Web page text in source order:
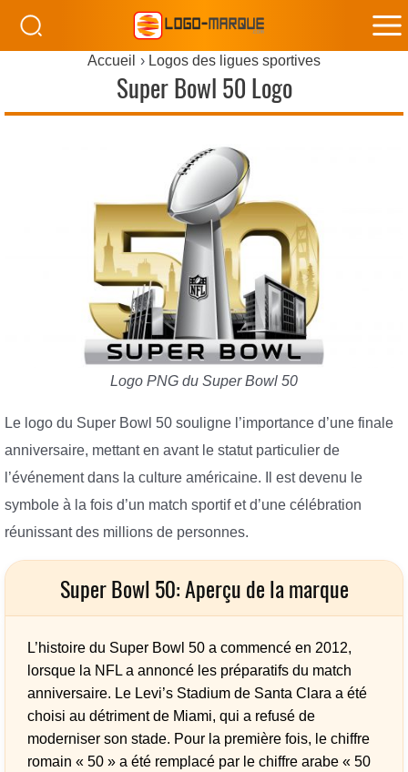
Accueil Logos des ligues sportives
Super Bowl 50 Logo
Logo PNG du Super Bowl 50
Le logo du Super Bowl 50 souligne l’importance d’une finale
anniversaire, mettant en avant le statut particulier de
l’événement dans la culture américaine. Il est devenu le
symbole à la fois d’un match sportif et d’une célébration
réunissant des millions de personnes.
Super Bowl 50: Aperçu de la marque
L’histoire du Super Bowl 50 a commencé en 2012,
lorsque la NFL a annoncé les préparatifs du match
anniversaire. Le Levi’s Stadium de Santa Clara a été
choisi au détriment de Miami, qui a refusé de
moderniser son stade. Pour la première fois, le chiffre
romain « 50 » a été remplacé par le chiffre arabe « 50